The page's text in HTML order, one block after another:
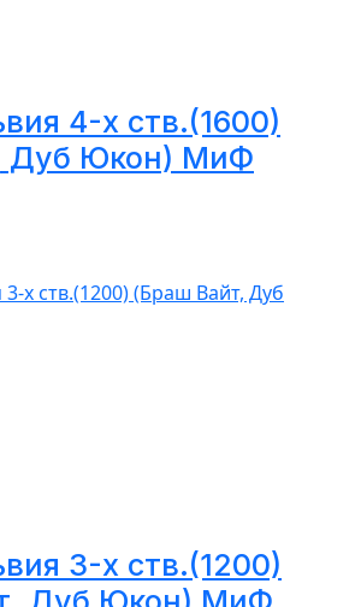
4-х ств.(1600)
Дуб Юкон) МиФ
3-х ств.(1200)